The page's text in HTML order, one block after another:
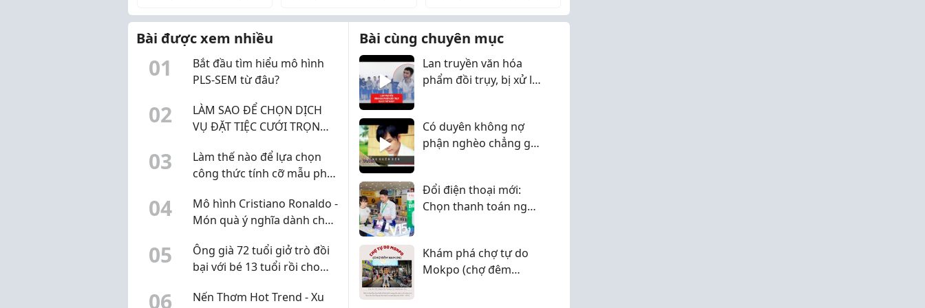
Bài được xem nhiều
01
Bắt đầu tìm hiểu mô hình
PLS-SEM từ đâu?
02
LÀM SAO ĐỂ CHỌN DỊCH
VỤ ĐẶT TIỆC CƯỚI TRỌN
03
Làm thế nào để lựa chọn
công thức tính cỡ mẫu phù
04
Mô hình Cristiano Ronaldo -
Món quà ý nghĩa dành cho
05
Ông già 72 tuổi giở trò đồi
bại với bé 13 tuổi rồi cho
06
Nến Thơm Hot Trend - Xu
Bài cùng chuyên mục
Lan truyền văn hóa
phẩm đồi trụy, bị xử lý
Có duyên không nợ
phận nghèo chẳng giữ
Đổi điện thoại mới:
Chọn thanh toán ngay
Khám phá chợ tự do
Mokpo (chợ đêm